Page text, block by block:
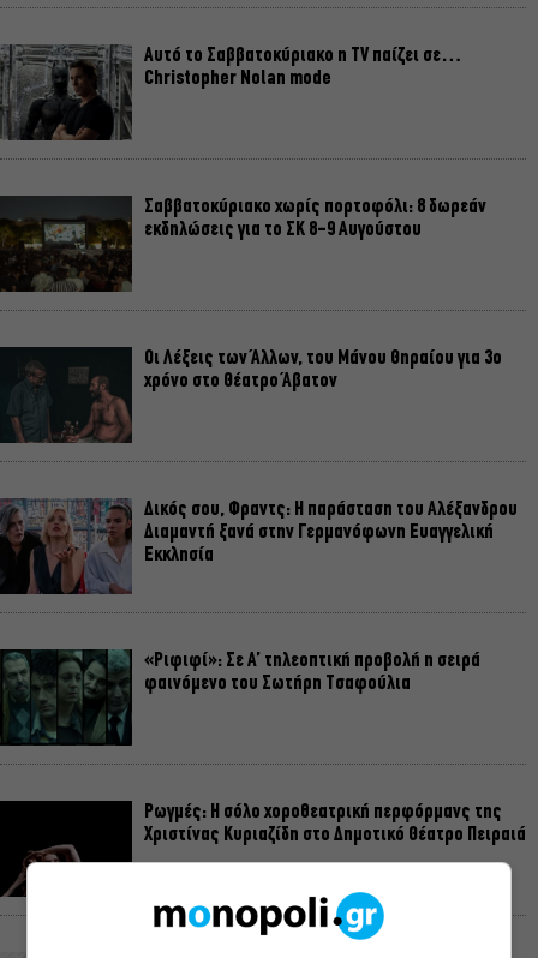
Αυτό το Σαββατοκύριακο η TV παίζει σε…
Christopher Nolan mode
Σαββατοκύριακο χωρίς πορτοφόλι: 8 δωρεάν
εκδηλώσεις για το ΣΚ 8-9 Αυγούστου
Οι Λέξεις των Άλλων, του Μάνου Θηραίου για 3ο
χρόνο στο Θέατρο Άβατον
Δικός σου, Φραντς: Η παράσταση του Αλέξανδρου
Διαμαντή ξανά στην Γερμανόφωνη Ευαγγελική
Εκκλησία
«Ριφιφί»: Σε Α’ τηλεοπτική προβολή η σειρά
φαινόμενο του Σωτήρη Τσαφούλια
Ρωγμές: Η σόλο χοροθεατρική περφόρμανς της
Χριστίνας Κυριαζίδη στο Δημοτικό Θέατρο Πειραιά